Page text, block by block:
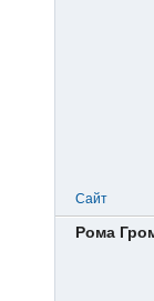
Сайт
Рома